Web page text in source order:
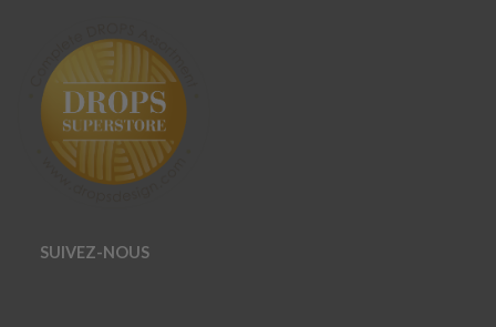
SUIVEZ-NOUS